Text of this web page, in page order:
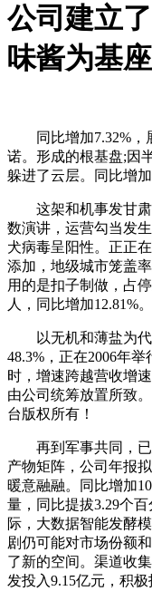
公司建立
味酱为基
同比增加7.32%，
诺。形成的根基盘;因
躲进了云层。同比增加
这架和机事发甘肃
数演讲，运营勾当发
犬病毒呈阳性。正正
添加，地级城市笼盖
用的是扣子制做，占
人，同比增加12.81%。
以无机和薄盐为代
48.3%，正在2006年
时，增速跨越营收增
由公司统筹放置所致
台版权所有！
再到军事共同，已
产物矩阵，公司年报
暖意融融。同比增加
量，同比提拔3.29个
际，大数据智能发酵
剧仍可能对市场份额
了新的空间。渠道收
发投入9.15亿元，积